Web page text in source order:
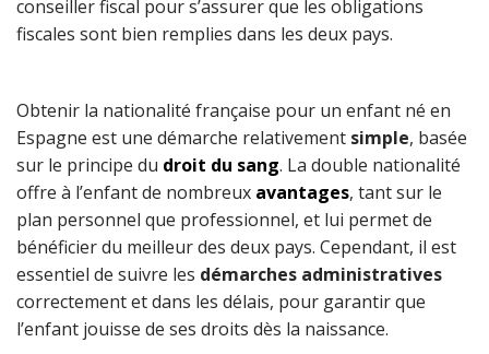
conseiller fiscal pour s’assurer que les obligations
fiscales sont bien remplies dans les deux pays.
Obtenir la nationalité française pour un enfant né en
Espagne est une démarche relativement simple, basée
sur le principe du droit du sang. La double nationalité
offre à l’enfant de nombreux avantages, tant sur le
plan personnel que professionnel, et lui permet de
bénéficier du meilleur des deux pays. Cependant, il est
essentiel de suivre les démarches administratives
correctement et dans les délais, pour garantir que
l’enfant jouisse de ses droits dès la naissance.